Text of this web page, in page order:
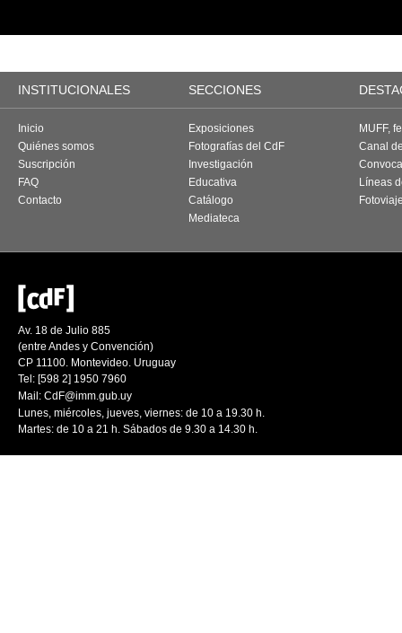
INSTITUCIONALES SECCIONES
Inicio
Quiénes somos
Suscripción
FAQ
Contacto
Exposiciones
Fotografías del CdF
Investigación
Educativa
Catálogo
Mediateca
MUFF,
Canal
Líneas
Av. 18 de Julio 885
(entre Andes y Convención)
CP 11100. Montevideo. Uruguay
Tel: [598 2] 1950 7960
Mail: CdF@imm.gub.uy
Lunes, miércoles, jueves, viernes: de 10 a 19.30 h.
Martes: de 10 a 21 h. Sábados de 9.30 a 14.30 h.